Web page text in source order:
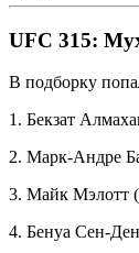
UFC 315:
В подборку
1. Бекзат
2. Марк-Андре
3. Майк Мэлотт
4. Бенуа Сен-